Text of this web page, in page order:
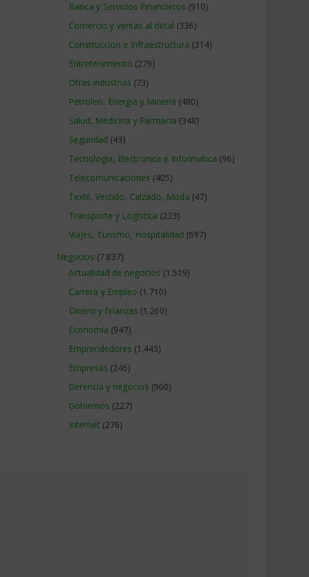
Banca y Servicios Financieros (910)
Comercio y ventas al detal (336)
Construccion e Infraestructura (314)
Entretenimiento (279)
Otras industrias (73)
Petroleo, Energia y Mineria (480)
Salud, Medicina y Farmacia (348)
Seguridad (43)
Tecnologia, Electronica e Informatica (96)
Telecomunicaciones (405)
Textil, Vestido, Calzado, Moda (47)
Transporte y Logistica (223)
Viajes, Turismo, Hospitalidad (697)
Negocios (7.837)
Actualidad de negocios (1.519)
Carrera y Empleo (1.710)
Dinero y finanzas (1.260)
Economía (947)
Emprendedores (1.443)
Empresas (246)
Gerencia y negocios (900)
Gobiernos (227)
Internet (276)